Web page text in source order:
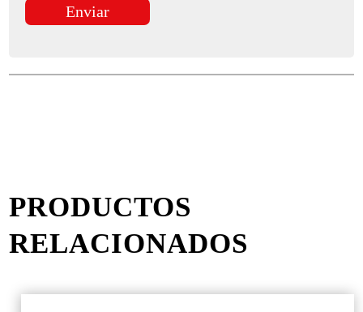
PRODUCTOS
RELACIONADOS